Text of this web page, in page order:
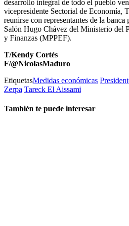
desarrollo integral de todo el pueblo
vicepresidente Sectorial de Economía,
reunirse con representantes de la
Salón Hugo Chávez del Ministerio del
y Finanzas (MPPEF).
T/Kendy Cortés
F/@NicolasMaduro
EtiquetasMedidas económicas
Zerpa Tareck El Aissami
También te puede interesar